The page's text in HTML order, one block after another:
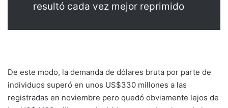
resultó cada vez mejor reprimido
De este modo, la demanda de dólares bruta por parte de
individuos superó en unos US$330 millones a las
registradas en noviembre pero quedó obviamente lejos de